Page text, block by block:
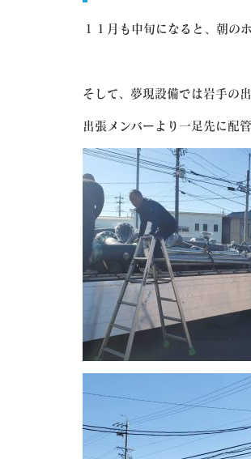
１１月も中旬になると、朝の
そして、夢現設備では岩手の
出張メンバーより一足先に配